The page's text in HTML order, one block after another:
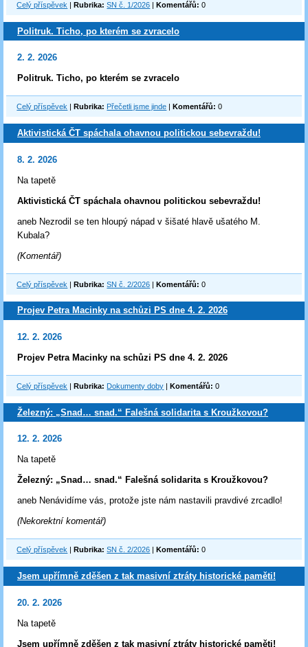
Celý příspěvek |Rubrika: SN č. 1/2026 |Komentářů: 0
Politruk. Ticho, po kterém se zvracelo
2. 2. 2026
Politruk. Ticho, po kterém se zvracelo
Celý příspěvek Rubrika: Přečetli jsme jinde Komentářů: 0
Aktivistická ČT spáchala ohavnou politickou sebevraždu!
8. 2. 2026
Na tapetě
Aktivistická ČT spáchala ohavnou politickou sebevraždu!
aneb Nezrodil se ten hloupý nápad v šišaté hlavě ušatého M.
Kubala?
(Komentář)
Celý příspěvek |Rubrika: SN č. 2/2026 |Komentářů: 0
Projev Petra Macinky na schůzi PS dne 4. 2. 2026
12. 2. 2026
Projev Petra Macinky na schůzi PS dne 4. 2. 2026
Celý příspěvek |Rubrika: Dokumenty doby |Komentářů: 0
Železný: „Snad… snad.“ Falešná solidarita s Kroužkovou?
12. 2. 2026
Na tapetě
Železný: „Snad… snad.“ Falešná solidarita s Kroužkovou?
aneb Nenávidíme vás, protože jste nám nastavili pravdivé zrcadlo!
(Nekorektní komentář)
Celý příspěvek Rubrika: SN č. 2/2026 Komentářů: 0
Jsem upřímně zděšen z tak masivní ztráty historické paměti!
20. 2. 2026
Na tapetě
Jsem upřímně zděšen z tak masivní ztráty historické paměti!